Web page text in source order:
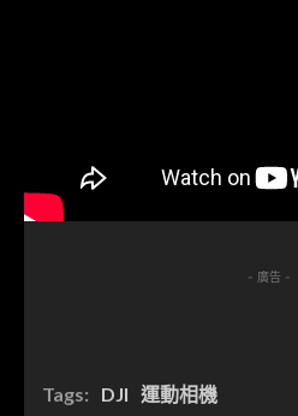
- 廣告 -
Tags: DJI 運動相機